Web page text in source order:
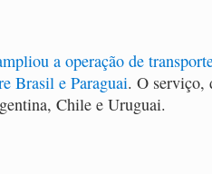
a operação de
Brasil e Paraguai. O serviço,
Chile e Uruguai.